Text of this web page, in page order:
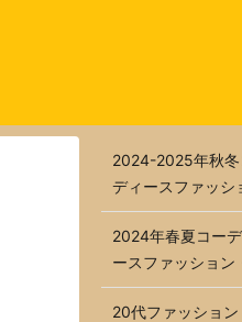
2024-2025年秋冬
ディースファッシ
2024年春夏コー
ースファッション
20代ファッション